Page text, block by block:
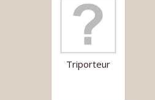
Triporteur